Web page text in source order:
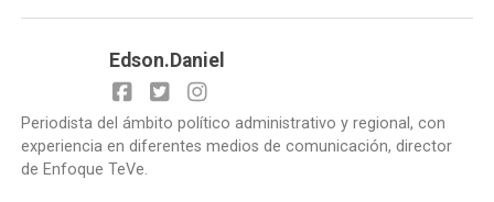
Edson.Daniel
Periodista del ámbito político administrativo y regional, con
experiencia en diferentes medios de comunicación, director
de Enfoque TeVe.